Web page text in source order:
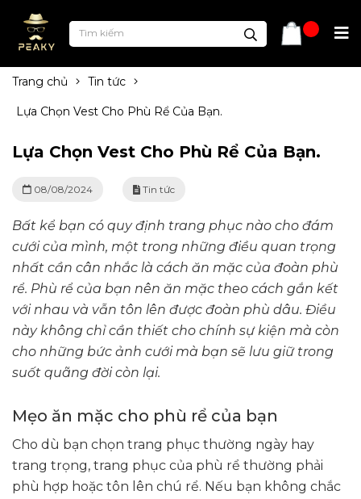
Trang chủ Tin tức
Lựa Chọn Vest Cho Phù Rể Của Bạn.
Lựa Chọn Vest Cho Phù Rể Của Bạn.
08/08/2024 Tin tức
Bất kể bạn có quy định trang phục nào cho đám
cưới của mình, một trong những điều quan trọng
nhất cần cân nhắc là cách ăn mặc của đoàn phù
rể. Phù rể của bạn nên ăn mặc theo cách gắn kết
với nhau và vẫn tôn lên được đoàn phù dâu. Điều
này không chỉ cần thiết cho chính sự kiện mà còn
cho những bức ảnh cưới mà bạn sẽ lưu giữ trong
suốt quãng đời còn lại.
Mẹo ăn mặc cho phù rể của bạn
Cho dù bạn chọn trang phục thường ngày hay
trang trọng, trang phục của phù rể thường phải
phù hợp hoặc tôn lên chú rể. Nếu bạn không chắc